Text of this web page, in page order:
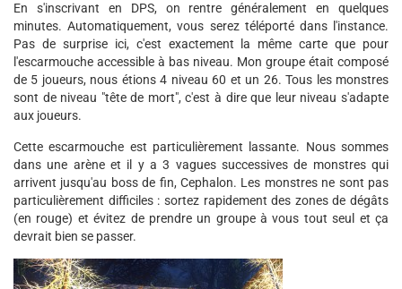
En s'inscrivant en DPS, on rentre généralement en quelques
minutes. Automatiquement, vous serez téléporté dans l'instance.
Pas de surprise ici, c'est exactement la même carte que pour
l'escarmouche accessible à bas niveau. Mon groupe était composé
de 5 joueurs, nous étions 4 niveau 60 et un 26. Tous les monstres
sont de niveau "tête de mort", c'est à dire que leur niveau s'adapte
aux joueurs.
Cette escarmouche est particulièrement lassante. Nous sommes
dans une arène et il y a 3 vagues successives de monstres qui
arrivent jusqu'au boss de fin, Cephalon. Les monstres ne sont pas
particulièrement difficiles : sortez rapidement des zones de dégâts
(en rouge) et évitez de prendre un groupe à vous tout seul et ça
devrait bien se passer.